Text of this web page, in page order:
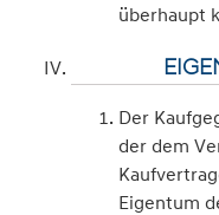
überhaupt
Der
der dem
Eigentum